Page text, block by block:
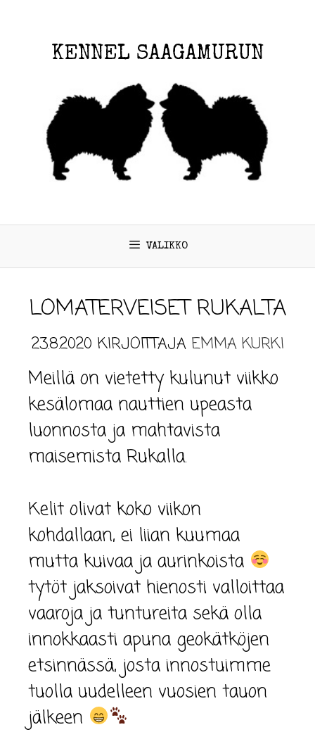
KENNEL SAAGAMURUN
VALIKKO
LOMATERVEISET RUKALTA
23.8.2020 KIRJOITTAJA EMMA KURKI
Meillä on vietetty kulunut viikko
kesälomaa nauttien upeasta
luonnosta ja mahtavista
maisemista Rukalla.
Kelit olivat koko viikon
kohdallaan, ei liian kuumaa
mutta kuivaa ja aurinkoista
tytöt jaksoivat hienosti valloittaa
vaaroja ja tuntureita sekä olla
innokkaasti apuna geokätköjen
etsinnässä, josta innostuimme
tuolla uudelleen vuosien tauon
jälkeen